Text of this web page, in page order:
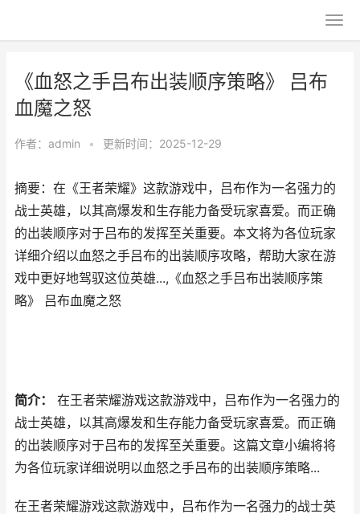
《血怒之手吕布出装顺序策略》 吕布
血魔之怒
作者： admin • 更新时间：2025-12-29
摘要：在《王者荣耀》这款游戏中，吕布作为一名强力的
战士英雄，以其高爆发和生存能力备受玩家喜爱。而正确
的出装顺序对于吕布的发挥至关重要。本文将为各位玩家
详细介绍以血怒之手吕布的出装顺序攻略，帮助大家在游
戏中更好地驾驭这位英雄...,《血怒之手吕布出装顺序策
略》 吕布血魔之怒
简介：
在王者荣耀游戏这款游戏中，吕布作为一名强力的
战士英雄，以其高爆发和生存能力备受玩家喜爱。而正确
的出装顺序对于吕布的发挥至关重要。这篇文章小编将将
为各位玩家详细说明以血怒之手吕布的出装顺序策略...
在王者荣耀游戏这款游戏中，吕布作为一名强力的战士英